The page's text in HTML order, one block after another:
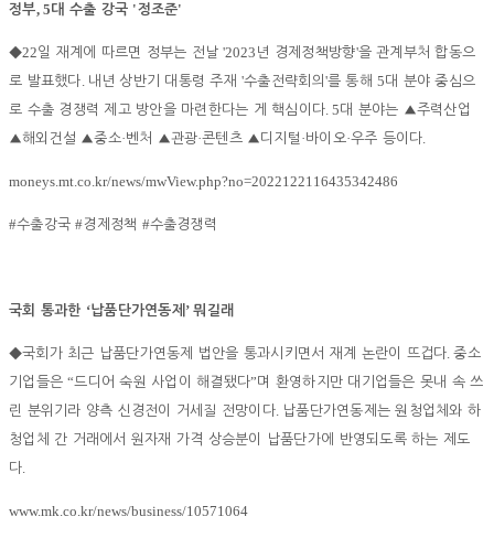
정부, 5대 수출 강국 '정조준'
◆22일 재계에 따르면 정부는 전날'2023 년 경제정책방향'을 관계부처 합동으
로 발표했다. 내년 상반기 대통령 주재'수출전략회의 '를 통해5대 분야 중심으
로 수출 경쟁력 제고 방안을 마련한다는 게 핵심이다. 5대 분야는 ▲주력산업
▲해외건설 ▲중소·벤처 ▲관광·콘텐츠 ▲디지털 ·바이오·우주 등이다.
moneys.mt.co.kr/news/mwView.php?no=2022122116435342486
#수출강국#경제정책 #수출경쟁력
국회 통과한 ‘납품단가연동제 ’뭐길래
◆국회가 최근 납품단가연동제 법안을 통과시키면서 재계 논란이 뜨겁다.중소
기업들은“드디어 숙원 사업이 해결됐다”며 환영하지만 대기업들은 못내 속 쓰
린 분위기라 양측 신경전이 거세질 전망이다. 납품단가연동제는 원청업체와 하
청업체 간 거래에서 원자재 가격 상승분이 납품단가에 반영되도록 하는 제도
다.
www.mk.co.kr/news/business/10571064